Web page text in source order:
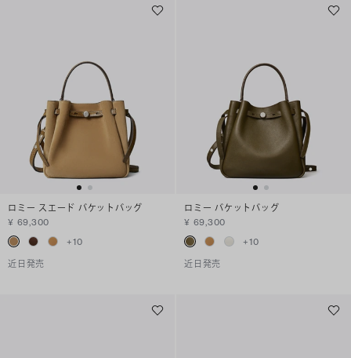
ロミー スエード バケットバッグ
¥ 69,300
+10
近日発売
ロミー バケットバッグ
¥ 69,300
+10
近日発売